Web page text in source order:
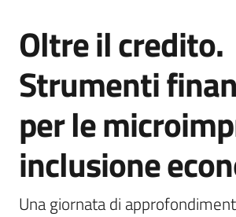
Novità
Menu selezionato
Servizi
Vivere
Galliera
Salta al contenuto
Oltre il credito.
Strumenti
per le
inclusione
Una giornata di